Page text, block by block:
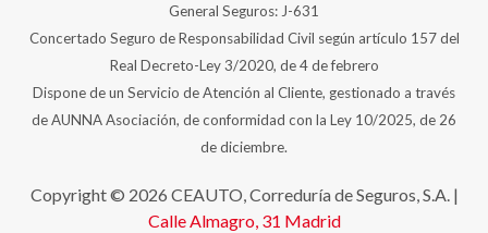
General Seguros: J-631
Concertado Seguro de Responsabilidad Civil según artículo 157 del
Real Decreto-Ley 3/2020, de 4 de febrero
Dispone de un Servicio de Atención al Cliente, gestionado a través
de AUNNA Asociación, de conformidad con la Ley 10/2025, de 26
de diciembre.
Copyright © 2026 CEAUTO, Correduría de Seguros, S.A. |
Calle Almagro, 31 Madrid